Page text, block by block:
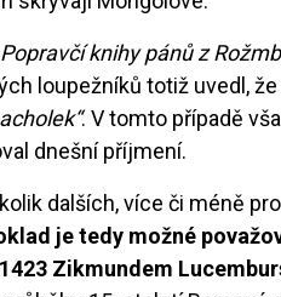
Popravčí knihy pánů z
loupežníků totiž uvedl,
. V tomto případě
dnešní příjmení.
dalších, více či méně
je tedy možné
Zikmundem